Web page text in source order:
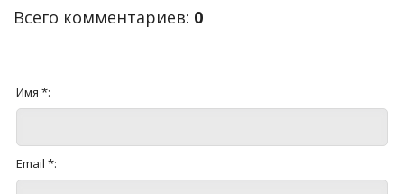
Всего комментариев: 0
Имя *:
Email *: